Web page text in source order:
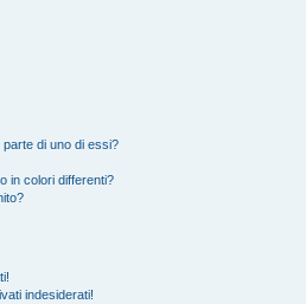
di uno di essi?
in colori differenti?
indesiderati!